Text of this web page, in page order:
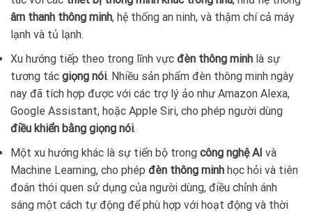
âm thanh thông minh, hệ thống an ninh, và thậm chí cả máy
lạnh và tủ lạnh.
Xu hướng tiếp theo trong lĩnh vực đèn thông minh là sự
tương tác giọng nói. Nhiều sản phẩm đèn thông minh ngày
nay đã tích hợp được với các trợ lý ảo như Amazon Alexa,
Google Assistant, hoặc Apple Siri, cho phép người dùng
điều khiển bằng giọng nói.
Một xu hướng khác là sự tiến bộ trong công nghệ AI và
Machine Learning, cho phép đèn thông minh học hỏi và tiên
đoán thói quen sử dụng của người dùng, điều chỉnh ánh
sáng một cách tự động để phù hợp với hoạt động và thời